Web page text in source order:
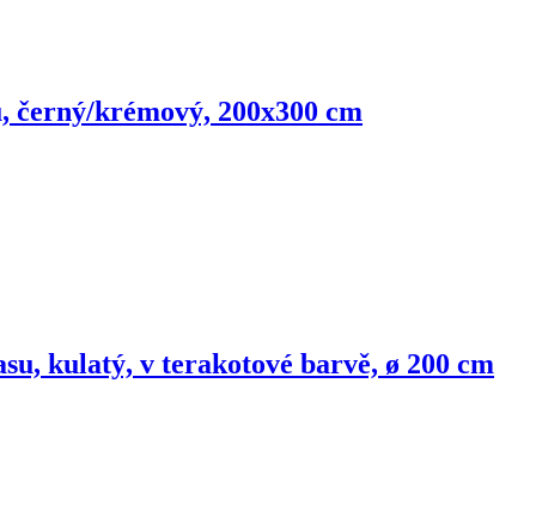
černý/krémový, 200x300 cm
kulatý, v terakotové barvě, ø 200 cm